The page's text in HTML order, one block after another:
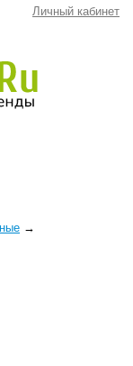
Личный кабинет
→